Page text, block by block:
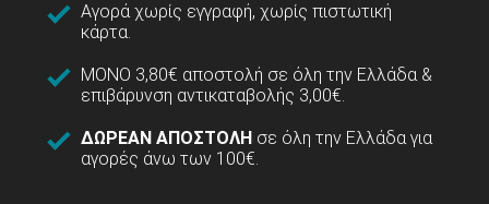
Αγορά χωρίς εγγραφή, χωρίς πιστωτική
κάρτα.
ΜΟΝΟ 3,80€ αποστολή σε όλη την Ελλάδα &
επιβάρυνση αντικαταβολής 3,00€.
ΔΩΡΕΑΝ ΑΠΟΣΤΟΛΗ σε όλη την Ελλάδα για
αγορές άνω των 100€.